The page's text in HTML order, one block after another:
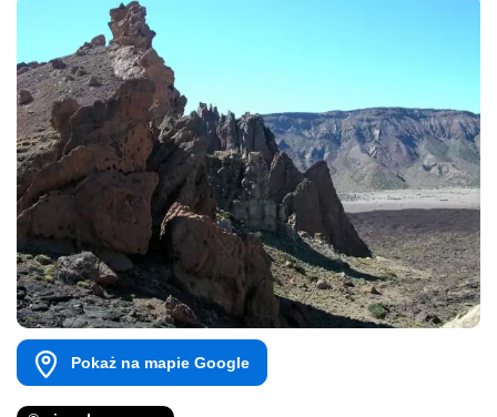
Pokaż na mapie Google